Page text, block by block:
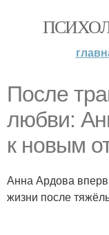
После
любви:
к новым
Анна Ардова
жизни после